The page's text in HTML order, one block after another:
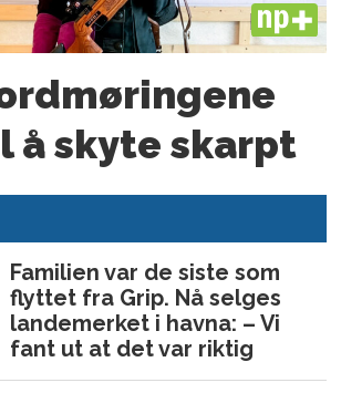
PLUS
å skyte skarpt
Familien var de siste som
flyttet fra Grip. Nå selges
landemerket i havna: – Vi
fant ut at det var riktig